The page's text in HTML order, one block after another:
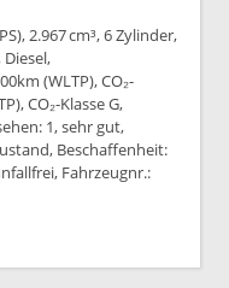
2.967 cm³, 6 Zylinder,
(WLTP), CO₂-
CO₂-Klasse G,
1, sehr gut,
Beschaffenheit:
Fahrzeugnr.: